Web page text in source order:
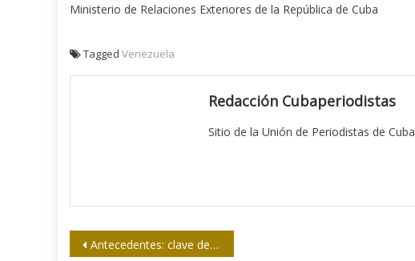
Ministerio de Relaciones Exteriores de la República de Cuba
Tagged Venezuela
Redacción Cubaperiodistas
Sitio de la Unión de Periodistas de Cuba
Navegación
Antecedentes: clave del buen periodismo